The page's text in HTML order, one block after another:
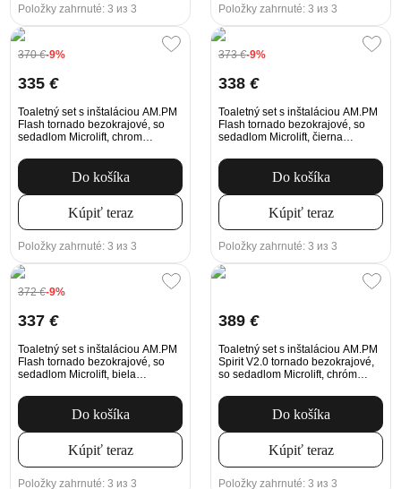
Položky zahrnuté: 3 из 3 Položky zahrnuté: 3 из 3
370€-9%
335 €
Toaletný set s inštaláciou AM.PM
Flash tornado bezokrajové, so
sedadlom Microlift, chrom
splachovanie
Do košíka
Kúpiť teraz
Položky zahrnuté: 3 из 3
373€-9%
338 €
Toaletný set s inštaláciou AM.PM
Flash tornado bezokrajové, so
sedadlom Microlift, čierna
splachovanie
Do košíka
Kúpiť teraz
Položky zahrnuté: 3 из 3
372€-9%
337 €
Toaletný set s inštaláciou AM.PM
Flash tornado bezokrajové, so
sedadlom Microlift, biela
splachovanie
Do košíka
Kúpiť teraz
Položky zahrnuté: 3 из 3
389 €
Toaletný set s inštaláciou AM.PM
Spirit V2.0 tornado bezokrajové,
so sedadlom Microlift, chróm
splachovanie
Do košíka
Kúpiť teraz
Položky zahrnuté: 3 из 3